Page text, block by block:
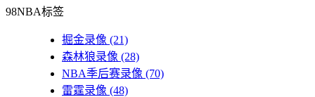
98NBA标签
掘金录像 (21)
森林狼录像 (28)
NBA季后赛录像 (70)
雷霆录像 (48)